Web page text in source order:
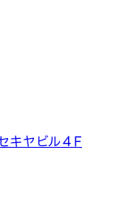
キヤビル４F